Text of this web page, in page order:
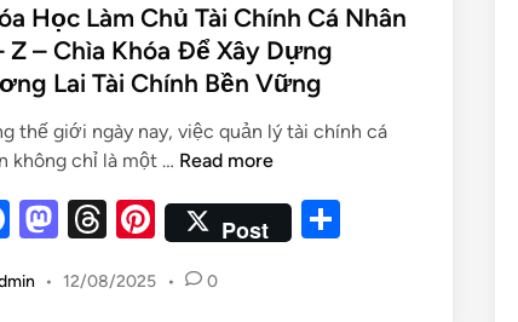
k Học Làm Chủ Tài Chính Cá Nhân
Z – Chìa Khóa Để Xây Dựng
Lai Tài Chính Bền Vững
thế giới ngày nay, việc quản lý tài chính cá
không chỉ là một … Read more
F
c
M
to
T
e
Pi
nt
er
Post
S
• 12/08/2025 • 0